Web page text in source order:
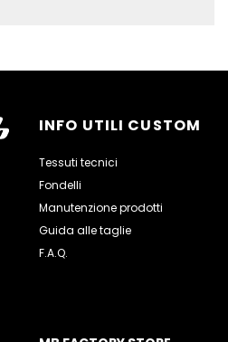
INFO UTILI CUSTOM
Tessuti tecnici
Fondelli
Manutenzione prodotti
Guida alle taglie
F.A.Q.